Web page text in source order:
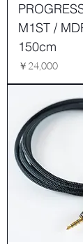
M1ST /
150cm
価格
￥24,000